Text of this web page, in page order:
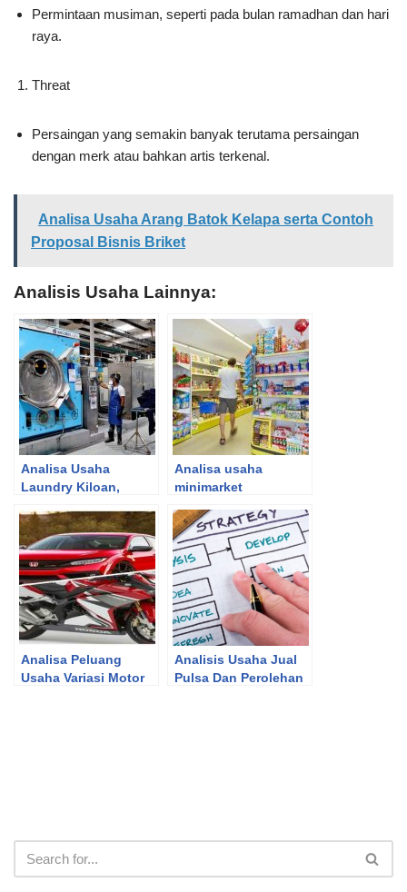
Permintaan musiman, seperti pada bulan ramadhan dan hari
raya.
Threat
Persaingan yang semakin banyak terutama persaingan
dengan merk atau bahkan artis terkenal.
Analisa Usaha Arang Batok Kelapa serta Contoh
Proposal Bisnis Briket
Analisis Usaha Lainnya:
Analisa Usaha
Laundry Kiloan,
Contoh Proposal
Bisnis
Analisa usaha
minimarket
Analisa Peluang
Usaha Variasi Motor
Analisis Usaha Jual
Pulsa Dan Perolehan